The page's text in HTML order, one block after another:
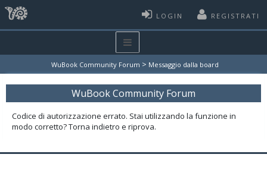
LOGIN REGISTRATI
WuBook Community Forum > Messaggio dalla board
WuBook Community Forum
Codice di autorizzazione errato. Stai utilizzando la funzione in
modo corretto? Torna indietro e riprova.